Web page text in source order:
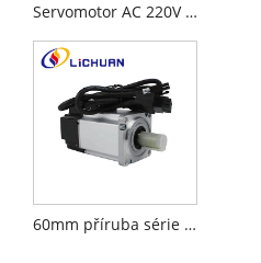
Servomotor AC 220V s přírubou 180 mm
60mm příruba série AC 220V 5 párů pólů servomotor